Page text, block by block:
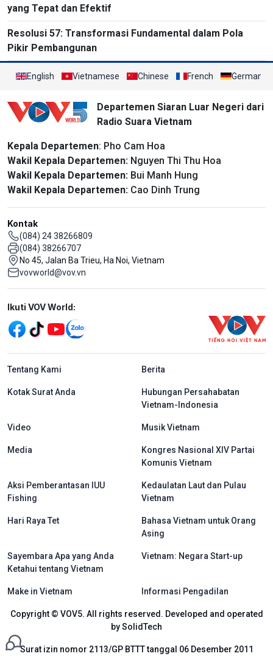
yang Tepat dan Efektif
Resolusi 57: Transformasi Fundamental dalam Pola
Pikir Pembangunan
English Vietnamese Chinese French German
Departemen Siaran Luar Negeri dari
Radio Suara Vietnam
Kepala Departemen: Pho Cam Hoa
Wakil Kepala Departemen: Nguyen Thi Thu Hoa
Wakil Kepala Departemen: Bui Manh Hung
Wakil Kepala Departemen: Cao Dinh Trung
Kontak
(084) 24 38266809
(084) 38266707
No 45, Jalan Ba Trieu, Ha Noi, Vietnam
vovworld@vov.vn
Mạng xã hội
Ikuti VOV World:
menu footer tiếng Indo
Tentang Kami Berita
Kotak Surat Anda
Hubungan Persahabatan
Vietnam-Indonesia
Video Musik Vietnam
Media
Kongres Nasional XIV Partai
Komunis Vietnam
Aksi Pemberantasan IUU
Fishing
Kedaulatan Laut dan Pulau
Vietnam
Hari Raya Tet
Bahasa Vietnam untuk Orang
Asing
Sayembara Apa yang Anda
Ketahui tentang Vietnam
Vietnam: Negara Start-up
Make in Vietnam Informasi Pengadilan
Copyright © VOV5. All rights reserved. Developed and operated
by SolidTech
Surat izin nomor 2113/GP BTTT tanggal 06 Desember 2011